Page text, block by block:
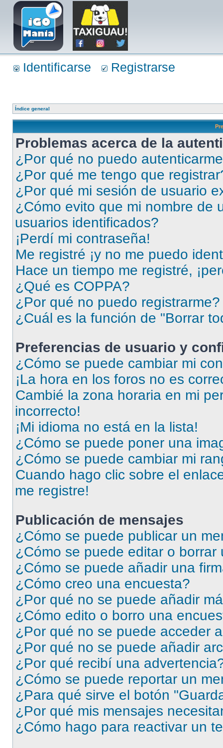
Identificarse Registrarse
Índice general
Problemas acerca de la
¿Por qué no puedo
¿Por qué me tengo que
¿Por qué mi sesión de usuario
¿Cómo evito que mi nombre de
usuarios identificados?
¡Perdí mi contraseña!
Me registré ¡y no me puedo
Hace un tiempo me registré,
¿Qué es COPPA?
¿Por qué no puedo registrarme?
¿Cuál es la función de "Borrar
Preferencias de usuario y
¿Cómo se puede cambiar mi
¡La hora en los foros no es
Cambié la zona horaria en mi
incorrecto!
¡Mi idioma no está en la lista!
¿Cómo se puede poner una
¿Cómo se puede cambiar mi
Cuando hago clic sobre el
me registre!
Publicación de mensajes
¿Cómo se puede publicar un
¿Cómo se puede editar o borrar
¿Cómo se puede añadir una
¿Cómo creo una encuesta?
¿Por qué no se puede añadir
¿Cómo edito o borro una
¿Por qué no se puede acceder
¿Por qué no se puede añadir
¿Por qué recibí una
¿Cómo se puede reportar un
¿Para qué sirve el botón
¿Por qué mis mensajes
¿Cómo hago para reactivar un